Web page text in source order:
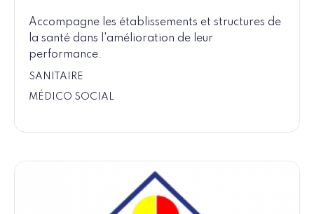
Accompagne les établissements et structures de
la santé dans l'amélioration de leur
performance.
SANITAIRE
MÉDICO SOCIAL